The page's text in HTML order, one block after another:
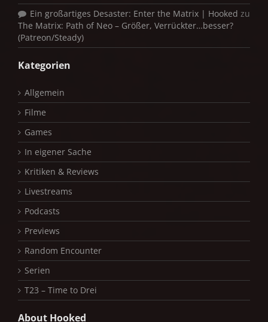
Ein großartiges Desaster: Enter the Matrix | Hooked zu
The Matrix: Path of Neo – Größer, Verrückter…besser?
(Patreon/Steady)
Kategorien
Allgemein
Filme
Games
In eigener Sache
Kritiken & Reviews
Livestreams
Podcasts
Previews
Random Encounter
Serien
T23 – Time to Drei
About Hooked